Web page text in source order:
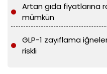
Artan gıda fiyatlarına
mümkün
GLP-1 zayıflama
riskli